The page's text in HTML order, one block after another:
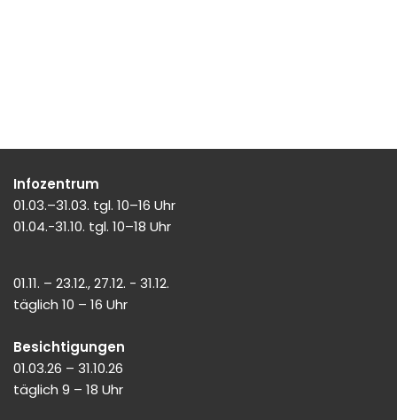
Infozentrum
01.03.–31.03. tgl. 10–16 Uhr
01.04.-31.10. tgl. 10–18 Uhr
01.11. – 23.12., 27.12. - 31.12.
täglich 10 – 16 Uhr
Besichtigungen
01.03.26 – 31.10.26
täglich 9 – 18 Uhr